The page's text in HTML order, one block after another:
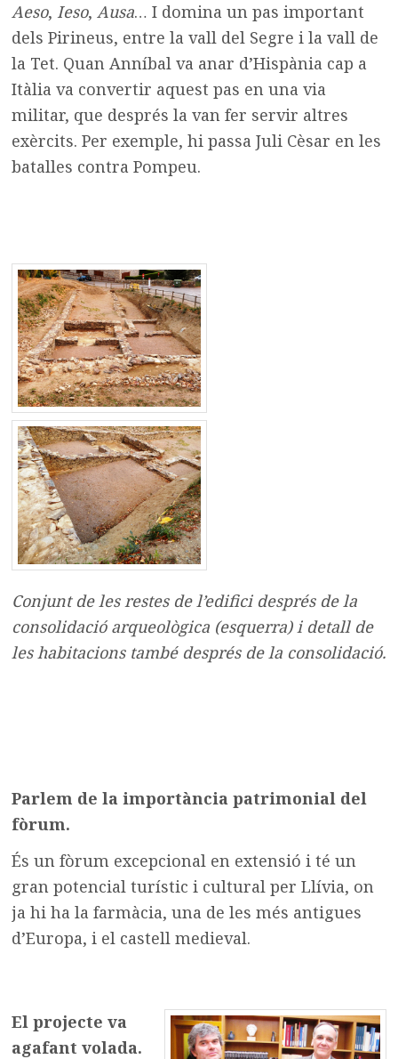
Aeso,Ieso,Ausa… I domina un pas important
dels Pirineus, entre la vall del Segre i la vall de
la Tet. Quan Anníbal va anar d’Hispània cap a
Itàlia va convertir aquest pas en una via
militar, que després la van fer servir altres
exèrcits. Per exemple, hi passa Juli Cèsar en les
batalles contra Pompeu.
Conjunt de les restes de l’edifici després de la
consolidació arqueològica (esquerra) i detall de
les habitacions també després de la consolidació.
Parlem de la importància patrimonial del
fòrum.
És un fòrum excepcional en extensió i té un
gran potencial turístic i cultural per Llívia, on
ja hi ha la farmàcia, una de les més antigues
d’Europa, i el castell medieval.
El projecte va
agafant volada.